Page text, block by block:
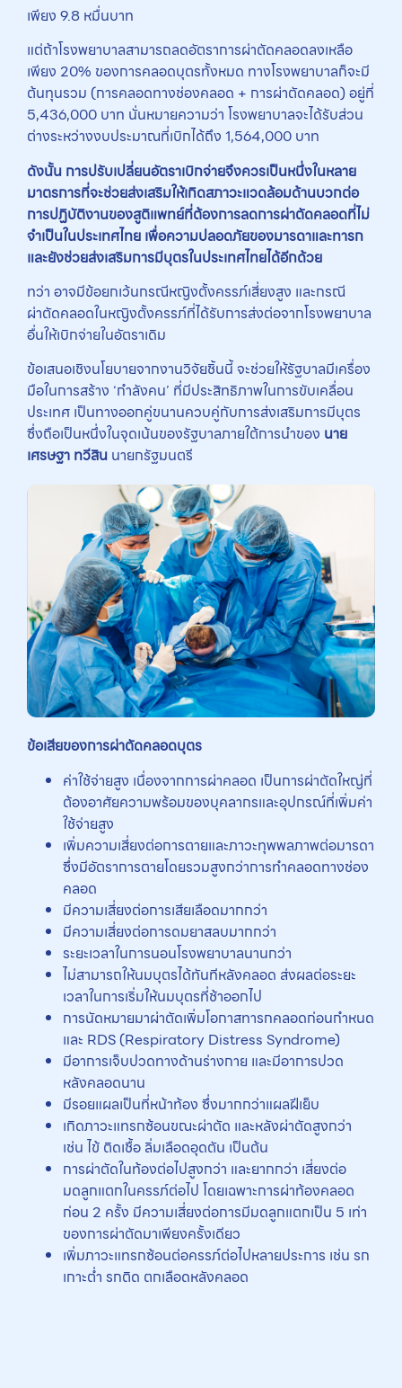
เพียง 9.8 หมื่นบาท
แต่ถ้าโรงพยาบาลสามารถลดอัตราการผ่าตัดคลอดลงเหลือ
เพียง 20% ของการคลอดบุตรทั้งหมด ทางโรงพยาบาลก็จะมี
ต้นทุนรวม (การคลอดทางช่องคลอด + การผ่าตัดคลอด) อยู่ที่
5,436,000 บาท นั่นหมายความว่า โรงพยาบาลจะได้รับส่วน
ต่างระหว่างงบประมาณที่เบิกได้ถึง 1,564,000 บาท
ดังนั้น การปรับเปลี่ยนอัตราเบิกจ่ายจึงควรเป็นหนึ่งในหลาย
มาตรการที่จะช่วยส่งเสริมให้เกิดสภาวะแวดล้อมด้านบวกต่อ
การปฏิบัติงานของสูติแพทย์ที่ต้องการลดการผ่าตัดคลอดที่ไม่
จำเป็นในประเทศไทย เพื่อความปลอดภัยของมารดาและทารก
และยังช่วยส่งเสริมการมีบุตรในประเทศไทยได้อีกด้วย
ทว่า อาจมีข้อยกเว้นกรณีหญิงตั้งครรภ์เสี่ยงสูง และกรณี
ผ่าตัดคลอดในหญิงตั้งครรภ์ที่ได้รับการส่งต่อจากโรงพยาบาล
อื่นให้เบิกจ่ายในอัตราเดิม
ข้อเสนอเชิงนโยบายจากงานวิจัยชิ้นนี้ จะช่วยให้รัฐบาลมีเครื่อง
มือในการสร้าง ‘กำลังคน’ ที่มีประสิทธิภาพในการขับเคลื่อน
ประเทศ เป็นทางออกคู่ขนานควบคู่กับการส่งเสริมการมีบุตร
ซึ่งถือเป็นหนึ่งในจุดเน้นของรัฐบาลภายใต้การนำของ นาย
เศรษฐา ทวีสิน นายกรัฐมนตรี
ข้อเสียของการผ่าตัดคลอดบุตร
ค่าใช้จ่ายสูง เนื่องจากการผ่าคลอด เป็นการผ่าตัดใหญ่ที่
ต้องอาศัยความพร้อมของบุคลากรและอุปกรณ์ที่เพิ่มค่า
ใช้จ่ายสูง
เพิ่มความเสี่ยงต่อการตายและภาวะทุพพลภาพต่อมารดา
ซึ่งมีอัตราการตายโดยรวมสูงกว่าการทำคลอดทางช่อง
คลอด
มีความเสี่ยงต่อการเสียเลือดมากกว่า
มีความเสี่ยงต่อการดมยาสลบมากกว่า
ระยะเวลาในการนอนโรงพยาบาลนานกว่า
ไม่สามารถให้นมบุตรได้ทันทีหลังคลอด ส่งผลต่อระยะ
เวลาในการเริ่มให้นมบุตรที่ช้าออกไป
การนัดหมายมาผ่าตัดเพิ่มโอกาสทารกคลอดก่อนกำหนด
และ RDS (Respiratory Distress Syndrome)
มีอาการเจ็บปวดทางด้านร่างกาย และมีอาการปวด
หลังคลอดนาน
มีรอยแผลเป็นที่หน้าท้อง ซึ่งมากกว่าแผลฝีเย็บ
เกิดภาวะแทรกซ้อนขณะผ่าตัด และหลังผ่าตัดสูงกว่า
เช่น ไข้ ติดเชื้อ ลิ่มเลือดอุดตัน เป็นต้น
การผ่าตัดในท้องต่อไปสูงกว่า และยากกว่า เสี่ยงต่อ
มดลูกแตกในครรภ์ต่อไป โดยเฉพาะการผ่าท้องคลอด
ก่อน 2 ครั้ง มีความเสี่ยงต่อการมีมดลูกแตกเป็น 5 เท่า
ของการผ่าตัดมาเพียงครั้งเดียว
เพิ่มภาวะแทรกซ้อนต่อครรภ์ต่อไปหลายประการ เช่น รก
เกาะต่ำ รกติด ตกเลือดหลังคลอด